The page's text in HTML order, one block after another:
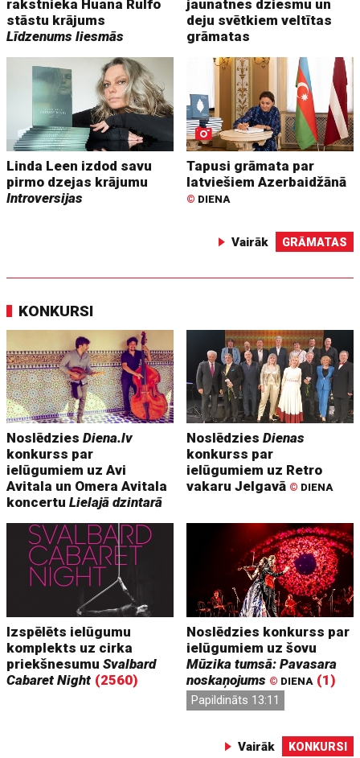
rakstnieka Huana Rulfo
stāstu krājums
Līdzenums liesmās
jaunatnes dziesmu un
deju svētkiem veltītas
grāmatas
Linda Leen izdod savu
pirmo dzejas krājumu
Introversijas
Tapusi grāmata par
latviešiem Azerbaidžānā
© DIENA
Vairāk GRĀMATAS
KONKURSI
NoslēdziesDiena.lv
konkurss par
ielūgumiem uz Avi
Avitala un Omera Avitala
koncertuLielajā dzintarā
NoslēdziesDienas
konkurss par
ielūgumiem uz Retro
vakaru Jelgavā © DIENA
Izspēlēts ielūgumu
komplekts uz cirka
priekšnesumuSvalbard
Cabaret Night (2560)
Noslēdzies konkurss par
ielūgumiem uz šovu
Mūzika tumsā: Pavasara
noskaņojums © DIENA (1)
Papildināts 13:11
Vairāk KONKURSI